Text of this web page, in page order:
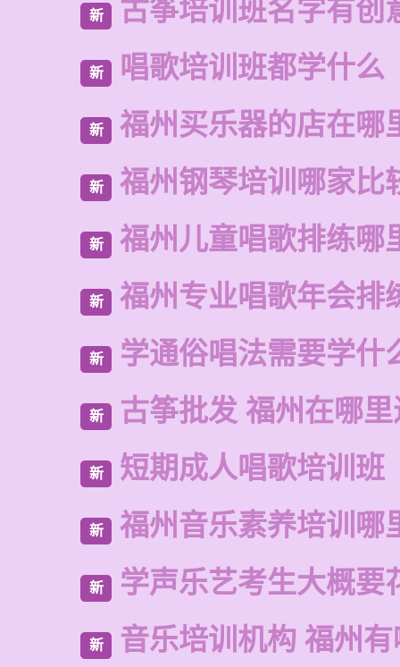
新 古筝培训班名字有创
新 唱歌培训班都学什么
新 福州买乐器的店在哪
新 福州钢琴培训哪家比
新 福州儿童唱歌排练哪
新 福州专业唱歌年会排
新 学通俗唱法需要学什
新 古筝批发 福州在哪
新 短期成人唱歌培训班
新 福州音乐素养培训哪
新 学声乐艺考生大概要
新 音乐培训机构 福州